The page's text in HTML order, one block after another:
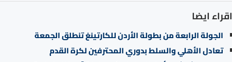
اقراء ايضا
الجولة الرابعة من بطولة الأردن للكارتينغ تنطلق الجمعة
تعادل الأهلي والسلط بدوري المحترفين لكرة القدم